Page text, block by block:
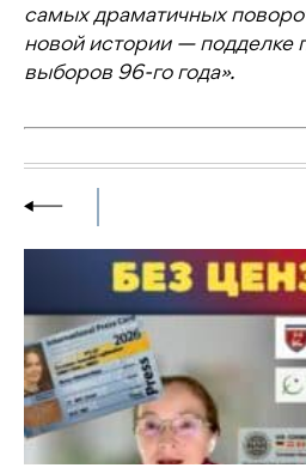
самых драматичных
новой истории — подделке
выборов 96-го года».